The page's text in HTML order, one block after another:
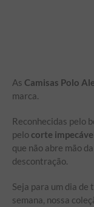
As Camisas Polo
marca.
Reconhecidas pelo
pelo corte
que não abre mão
descontração.
Seja para um dia de
semana, nossa